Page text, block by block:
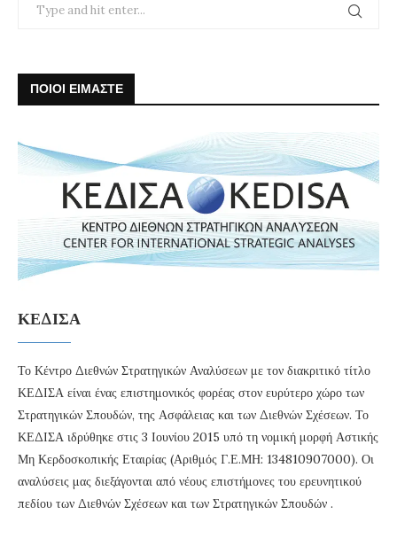
ΠΟΙΟΙ ΕΙΜΑΣΤΕ
ΚΕΔΙΣΑ
Το Κέντρο Διεθνών Στρατηγικών Αναλύσεων με τον διακριτικό τίτλο
ΚΕΔΙΣΑ είναι ένας επιστημονικός φορέας στον ευρύτερο χώρο των
Στρατηγικών Σπουδών, της Ασφάλειας και των Διεθνών Σχέσεων. Το
ΚΕΔΙΣΑ ιδρύθηκε στις 3 Ιουνίου 2015 υπό τη νομική μορφή Αστικής
Μη Κερδοσκοπικής Εταιρίας (Αριθμός Γ.Ε.ΜΗ: 134810907000). Οι
αναλύσεις μας διεξάγονται από νέους επιστήμονες του ερευνητικού
πεδίου των Διεθνών Σχέσεων και των Στρατηγικών Σπουδών .